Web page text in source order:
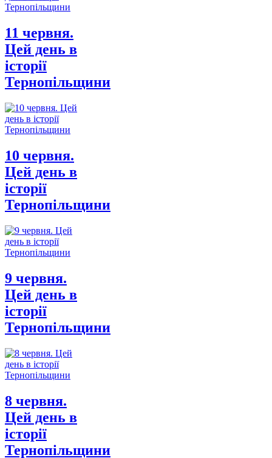
11 червня.
Цей день в
історії
Тернопільщини
10 червня.
Цей день в
історії
Тернопільщини
9 червня.
Цей день в
історії
Тернопільщини
8 червня.
Цей день в
історії
Тернопільщини